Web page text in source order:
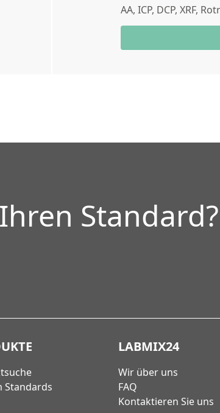
AA, ICP, DCP, XRF,
Standard?
Standards
LABMIX24
Wir über uns
FAQ
Kontaktieren Sie uns